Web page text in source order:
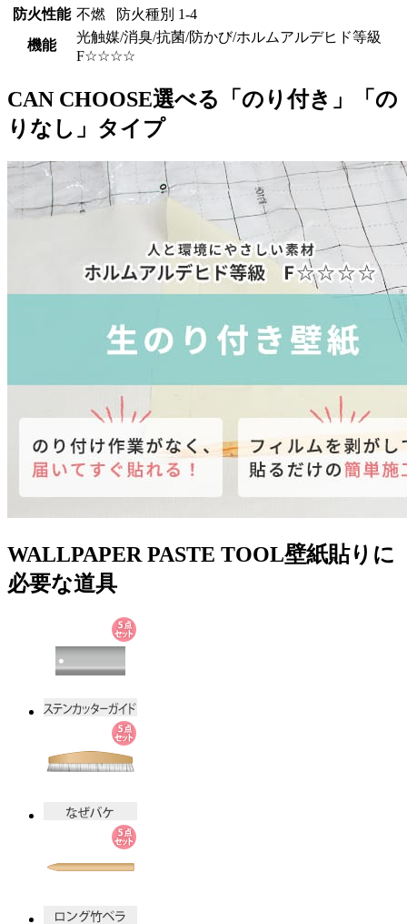
防火性能 不燃 防火種別 1-4
機能
光触媒/消臭/抗菌/防かび/ホルムアルデヒド等級
F☆☆☆☆
CAN CHOOSE選べる「のり付き」「の
りなし」タイプ
WALLPAPER PASTE TOOL壁紙貼りに
必要な道具